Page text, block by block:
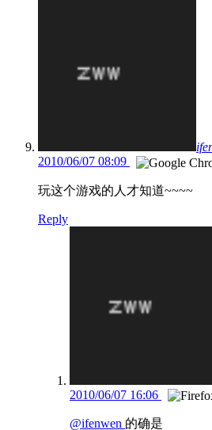
2010/06/07 08:09
玩这个游戏的人才知道~~~~
Reply
2010/06/07 16:06
@ifenwen 的确是